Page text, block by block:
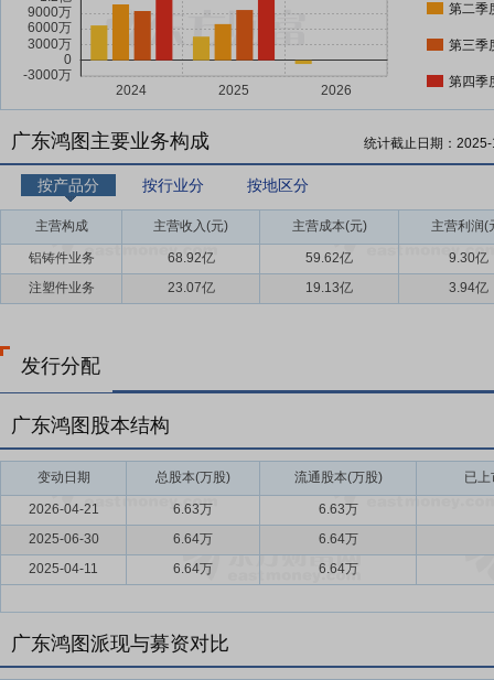
第二季
第三季
第四季
广东鸿图主要业务构成 统计截止日期：
按产品分 按行业分 按地区分
主营构成 主营收入(元) 主营成本(元) 主营利润(
铝铸件业务 68.92亿 59.62亿
9.30亿
注塑件业务
23.07亿 19.13亿 3.94亿
发行分配
广东鸿图股本结构
变动日期 总股本(万股) 流通股本(万股) 已
2026-04-21 6.63万
6.63万
2025-06-30
6.64万
6.64万
2025-04-11
6.64万 6.64万
广东鸿图派现与募资对比